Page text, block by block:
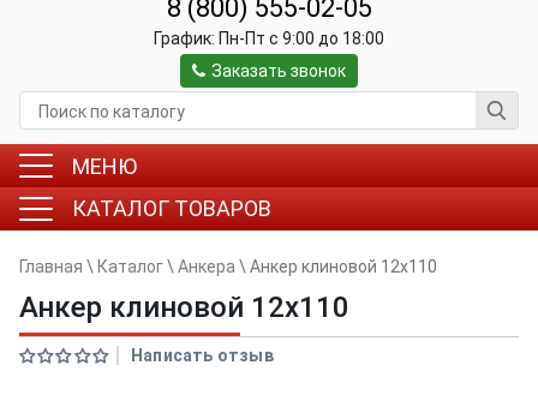
8 (800) 555-02-05
График: Пн-Пт c 9:00 до 18:00
Заказать звонок
МЕНЮ
КАТАЛОГ ТОВАРОВ
Главная \ Каталог\ Анкера \ Анкер клиновой 12x110
Анкер клиновой 12x110
Написать отзыв